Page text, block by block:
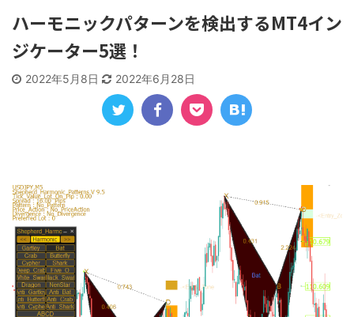
インジケー
次の3つを表
BBWなど
ックス MFIダイバージェンス MA＆MFI
シグナル 上位足MFI MFIボリンジャー
MFI 平滑化MFI １．マネーフローイン
デックス このインジケーターは、MFI
が買 ...
ハーモニックパターンを検出するMT4イン
ジケーター5選！
2022年5月8日 2022年6月28日